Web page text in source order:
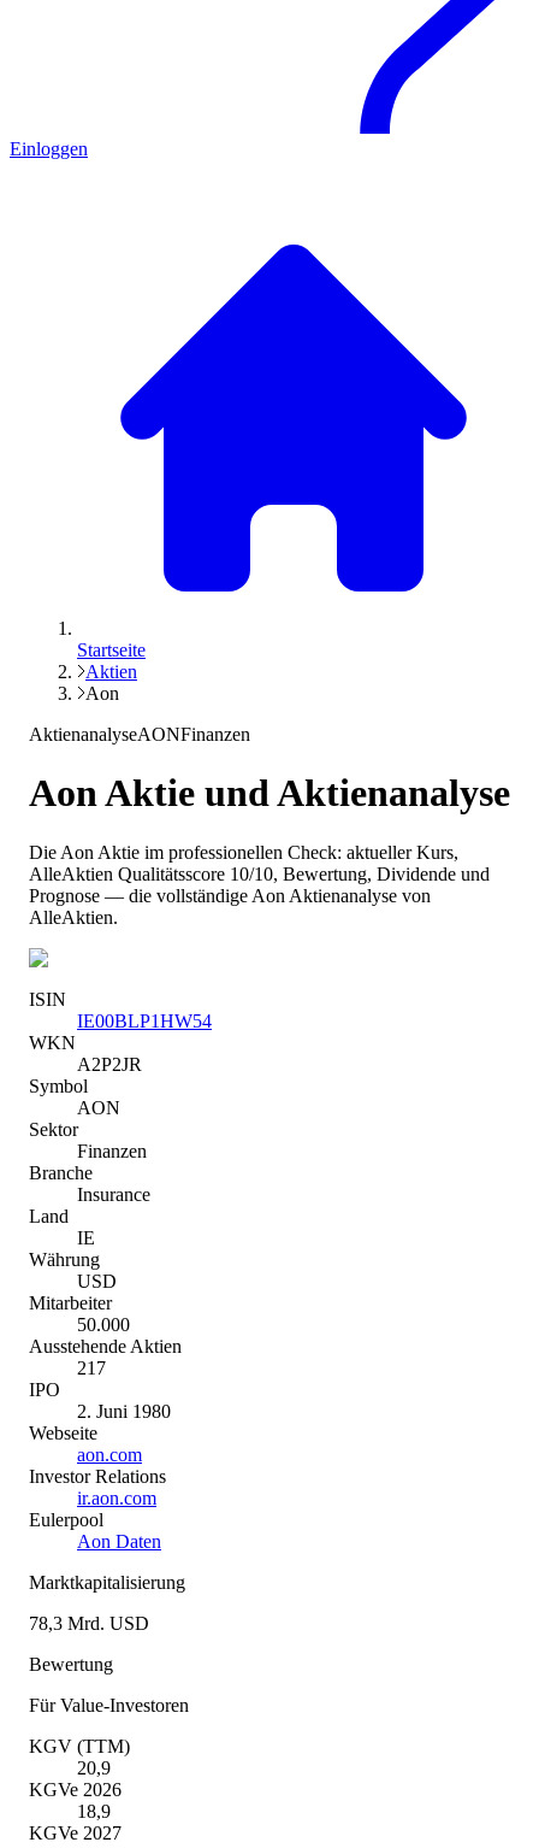
Einloggen
Startseite
Aktien
Aon
AktienanalyseAONFinanzen
AonAktie und Aktienanalyse
Die Aon Aktie im professionellen Check: aktueller Kurs,
AlleAktien Qualitätsscore 10/10, Bewertung, Dividende und
Prognose — die vollständige Aon Aktienanalyse von
AlleAktien.
ISIN
IE00BLP1HW54
WKN
A2P2JR
Symbol
AON
Sektor
Finanzen
Branche
Insurance
Land
IE
Währung
USD
Mitarbeiter
50.000
Ausstehende Aktien
217
IPO
2. Juni 1980
Webseite
aon.com
Investor Relations
ir.aon.com
Eulerpool
Aon Daten
Marktkapitalisierung
78,3 Mrd. USD
Bewertung
Für Value-Investoren
KGV (TTM)
20,9
KGVe 2026
18,9
KGVe 2027